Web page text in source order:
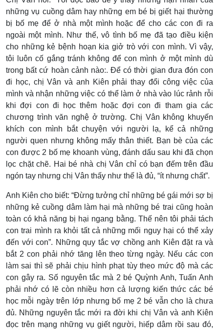
những vụ cuồng dâm hay những em bé bị giết hại thường
bị bố mẹ để ở nhà một mình hoặc để cho các con đi ra
ngoài một mình. Như thế, vô tình bố mẹ đã tạo điều kiện
cho những kẻ bệnh hoạn kia giở trò với con mình. Vì vậy,
tôi luôn cố gắng tránh không để con mình ở một mình dù
trong bất cứ hoàn cảnh nào:. Để có thời gian đưa đón con
đi học, chị Vân và anh Kiên phải thay đổi công việc của
mình và nhận những việc có thể làm ở nhà vào lúc rảnh rỗi
khi đợi con đi học thêm hoặc đợi con đi tham gia các
chương trình văn nghệ ở trường. Chị Vân không khuyến
khích con mình bắt chuyện với người lạ, kể cả những
người quen nhưng không mấy thân thiết. Bạn bè của các
con được 2 bố mẹ khoanh vùng, đánh dấu sau khi đã chọn
lọc chặt chẽ. Hai bé nhà chị Vân chỉ có bạn đếm trên đầu
ngón tay nhưng chị Vân thấy như thế là đủ, “ít nhưng chất”.
Anh Kiên cho biết: “Đừng tưởng chỉ những bé gái mới sợ bị
những kẻ cuồng dâm làm hại mà những bé trai cũng hoàn
toàn có khả năng bị hại ngang bằng. Thế nên tôi phải tách
con trai mình ra khỏi tất cả những mối nguy hại có thể xảy
đến với con”. Những quy tắc vợ chồng anh Kiên đặt ra và
bắt 2 con phải nhớ tăng lên theo từng ngày. Nếu các con
làm sai thì sẽ phải chịu hình phạt tùy theo mức độ mà các
con gây ra. Số nguyên tắc mà 2 bé Quỳnh Anh, Tuấn Anh
phải nhớ có lẽ còn nhiều hơn cả lượng kiến thức các bé
học mỗi ngày trên lớp nhưng bố mẹ 2 bé vẫn cho là chưa
đủ. Những nguyên tắc mới ra đời khi chị Vân và anh Kiên
đọc trên mạng những vụ giết người, hiếp dâm rồi sau đó,